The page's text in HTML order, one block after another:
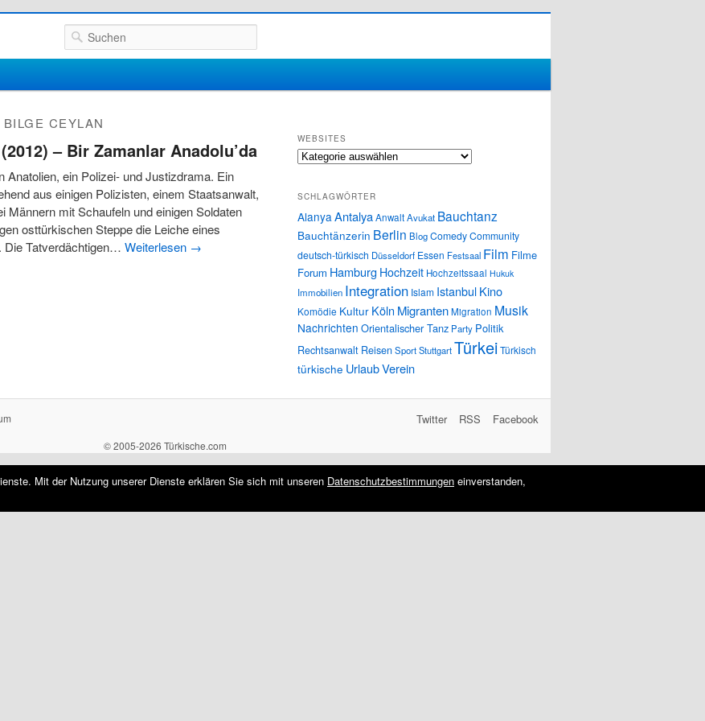
Suchen
CEYLAN
– Bir Zamanlar Anadolu’da
Anatolien, ein Polizei- und Justizdrama. Ein
aus einigen Polizisten, einem Staatsanwalt,
Männern mit Schaufeln und einigen Soldaten
osttürkischen Steppe die Leiche eines
Die Tatverdächtigen… Weiterlesen →
WEBSITES
Websites
SCHLAGWÖRTER
Alanya AntalyaAnwaltAvukat Bauchtanz
Bauchtänzerin Berlin BlogComedyCommunity
deutsch-türkisch Düsseldorf Essen Festsaal Film Filme
Forum Hamburg Hochzeit Hochzeitssaal Hukuk
Immobilien Integration Islam IstanbulKino
Komödie Kultur Köln MigrantenMigration Musik
Nachrichten Orientalischer Tanz Party Politik
Rechtsanwalt ReisenSportStuttgartTürkeiTürkisch
türkische UrlaubVerein
Facebook
RSS
Twitter
© 2005-2026 Türkische.com
Mit der Nutzung unserer Dienste erklären Sie sich mit unseren Datenschutzbestimmungen einverstanden,